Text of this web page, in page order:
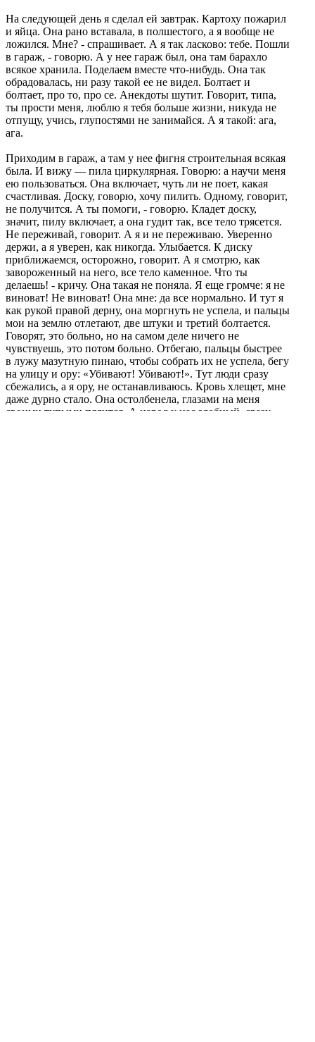
На следующей день я сделал ей завтрак. Картоху пожарил
и яйца. Она рано вставала, в полшестого, а я вообще не
ложился. Мне? - спрашивает. А я так ласково: тебе. Пошли
в гараж, - говорю. А у нее гараж был, она там барахло
всякое хранила. Поделаем вместе что-нибудь. Она так
обрадовалась, ни разу такой ее не видел. Болтает и
болтает, про то, про се. Анекдоты шутит. Говорит, типа,
ты прости меня, люблю я тебя больше жизни, никуда не
отпущу, учись, глупостями не занимайся. А я такой: ага,
ага.
Приходим в гараж, а там у нее фигня строительная всякая
была. И вижу — пила циркулярная. Говорю: а научи меня
ею пользоваться. Она включает, чуть ли не поет, какая
счастливая. Доску, говорю, хочу пилить. Одному, говорит,
не получится. А ты помоги, - говорю. Кладет доску,
значит, пилу включает, а она гудит так, все тело трясется.
Не переживай, говорит. А я и не переживаю. Уверенно
держи, а я уверен, как никогда. Улыбается. К диску
приближаемся, осторожно, говорит. А я смотрю, как
завороженный на него, все тело каменное. Что ты
делаешь! - кричу. Она такая не поняла. Я еще громче: я не
виноват! Не виноват! Она мне: да все нормально. И тут я
как рукой правой дерну, она моргнуть не успела, и пальцы
мои на землю отлетают, две штуки и третий болтается.
Говорят, это больно, но на самом деле ничего не
чувствуешь, это потом больно. Отбегаю, пальцы быстрее
в лужу мазутную пинаю, чтобы собрать их не успела, бегу
на улицу и ору: «Убивают! Убивают!». Тут люди сразу
сбежались, а я ору, не останавливаюсь. Кровь хлещет, мне
даже дурно стало. Она остолбенела, глазами на меня
своими тупыми пялится. А народ у нас злобный, сразу